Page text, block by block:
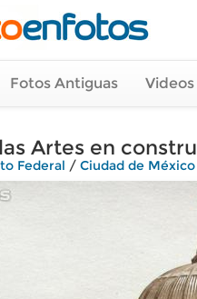
Fotos Antiguas
Artes en
Federal / Ciudad de México